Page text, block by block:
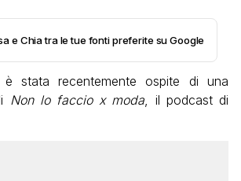
e Chia tra le tue fonti preferite su Google
è stata recentemente ospite di una
Non lo faccio x moda, il podcast di